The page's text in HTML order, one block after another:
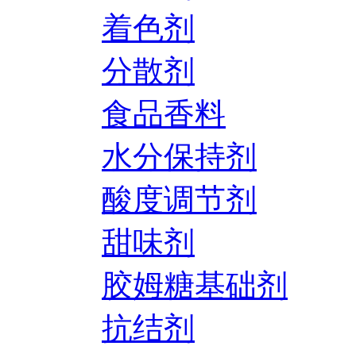
着色剂
分散剂
食品香料
水分保持剂
酸度调节剂
甜味剂
胶姆糖基础剂
抗结剂